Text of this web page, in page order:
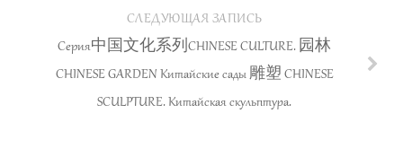
СЛЕДУЮЩАЯ ЗАПИСЬ
Серия中国文化系列CHINESE CULTURE. 园林
CHINESE GARDEN Китайские сады 雕塑 CHINESE
SCULPTURE. Китайская скульптура.
прекрасной возможности начать изучение
китайского языка. Я желаю всем не сбавлять
набранного темпа!